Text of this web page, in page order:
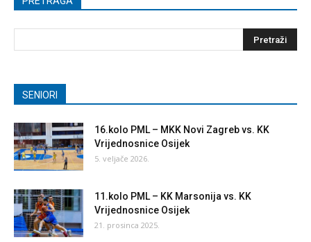
SENIORI
16.kolo PML – MKK Novi Zagreb vs. KK
Vrijednosnice Osijek
5. veljače 2026.
11.kolo PML – KK Marsonija vs. KK
Vrijednosnice Osijek
21. prosinca 2025.